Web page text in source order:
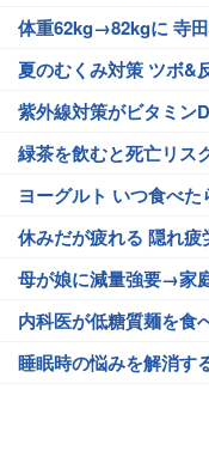
体重62kg→82kgに 寺
夏のむくみ対策 ツボ&
紫外線対策がビタミン
緑茶を飲むと死亡リス
ヨーグルト いつ食べた
休みだが疲れる 隠れ疲
母が娘に減量強要→家
内科医が低糖質麺を食
睡眠時の悩みを解消す